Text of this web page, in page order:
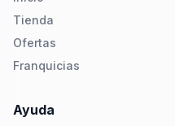
Tienda
Ofertas
Franquicias
Ayuda